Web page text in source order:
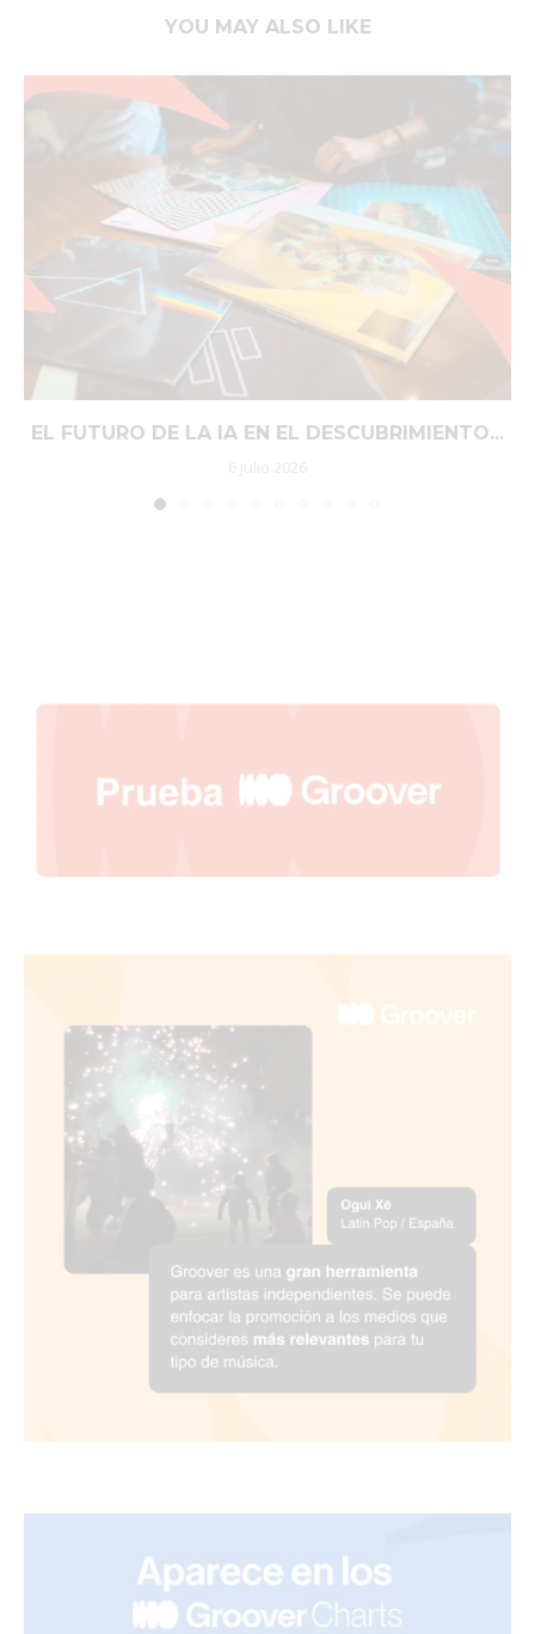
YOU MAY ALSO LIKE
EL FUTURO DE LA IA EN EL DESCUBRIMIENTO...
6 julio 2026